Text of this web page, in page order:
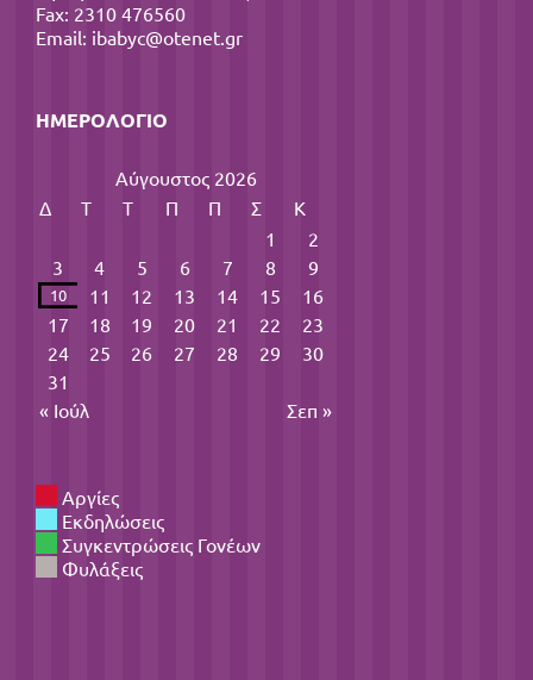
Fax: 2310 476560
Email: ibabyc@otenet.gr
ΗΜΕΡΟΛΌΓΙΟ
Αύγουστος 2026
Δ
Τ Τ Π Π Σ
Κ
1
2
3
4 5 6 7 8 9
10 11 12 13 14 15
16
17
18 19 20 21 22
23
24
25 26 27 28 29
30
31
« Ιούλ
Σεπ »
Αργίες
Εκδηλώσεις
Συγκεντρώσεις Γονέων
Φυλάξεις